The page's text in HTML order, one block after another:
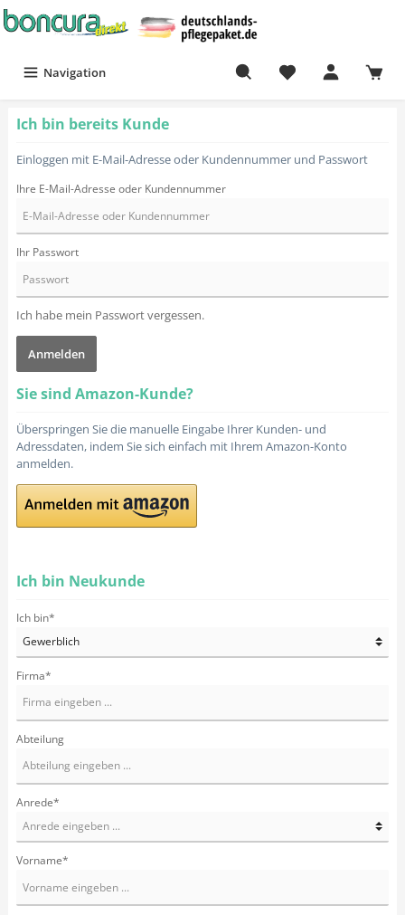
Navigation
Ich bin bereits Kunde
Einloggen mit E-Mail-Adresse oder Kundennummer und Passwort
Ihre E-Mail-Adresse oder Kundennummer
Ihr Passwort
Ich habe mein Passwort vergessen.
Anmelden
Sie sind Amazon-Kunde?
Überspringen Sie die manuelle Eingabe Ihrer Kunden- und
Adressdaten, indem Sie sich einfach mit Ihrem Amazon-Konto
anmelden.
Ich bin Neukunde
Ich bin*
Firma*
Abteilung
Anrede*
Vorname*